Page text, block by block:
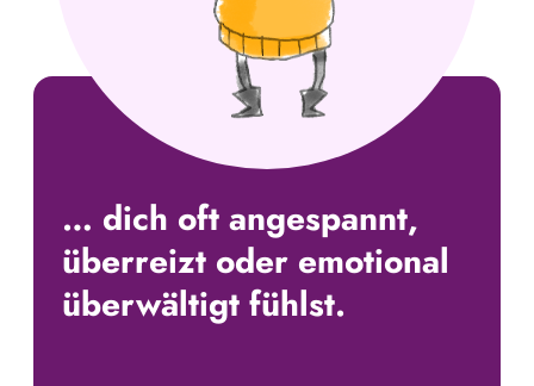
… dich oft angespannt,
überreizt oder emotional
überwältigt fühlst.